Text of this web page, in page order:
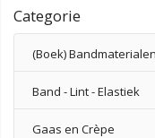
Categorie
(Boek) Bandmaterialen
Band - Lint - Elastiek
Gaas en Crèpe